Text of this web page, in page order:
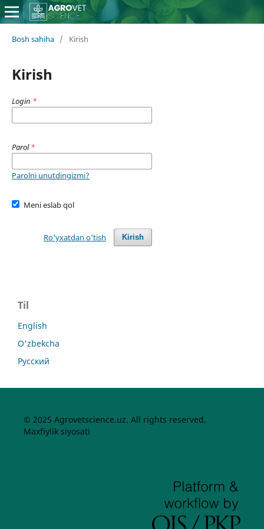
Bosh sahiha / Kirish
Kirish
Login *
Parol*
Parolni unutdingizmi?
Meni eslab qol
Kirish
Ro'yxatdan o'tish
Til
English
O'zbekcha
Русский
© 2025 Agrovetscience.uz. All rights reserved.
Maxfiylik siyosati